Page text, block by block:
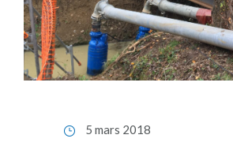
5 mars 2018